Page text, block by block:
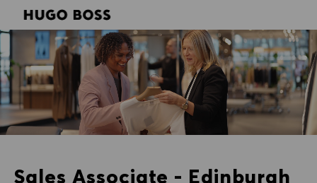
Sales Associate - Edinburgh